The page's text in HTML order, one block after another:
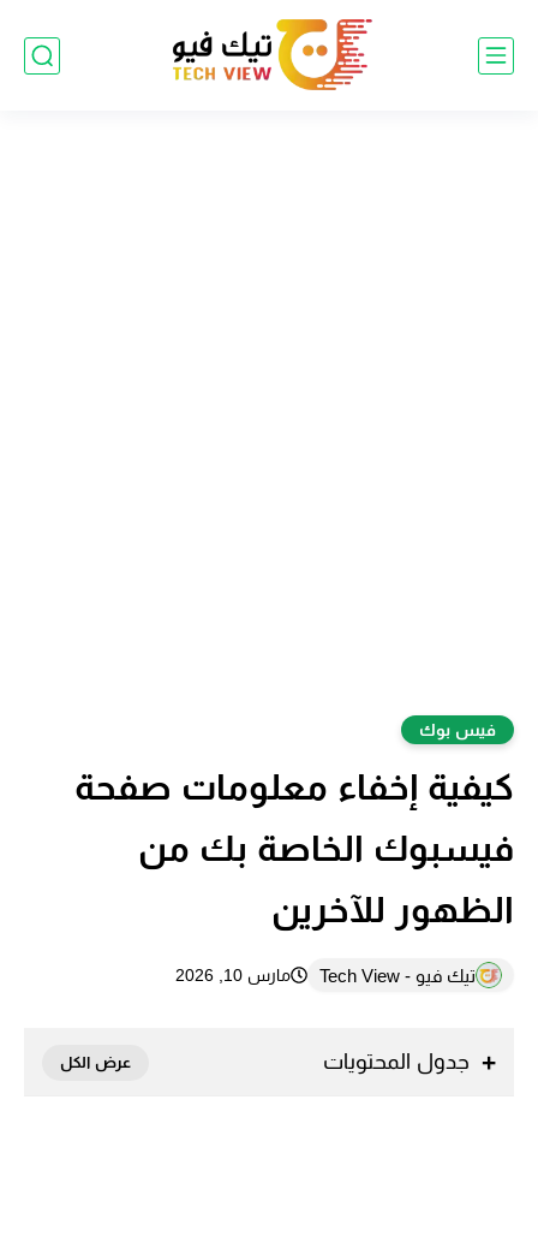
فيس بوك
كيفية إخفاء معلومات صفحة
فيسبوك الخاصة بك من
الظهور للآخرين
تيك فيو - Tech View مارس 10, 2026
جدول المحتويات